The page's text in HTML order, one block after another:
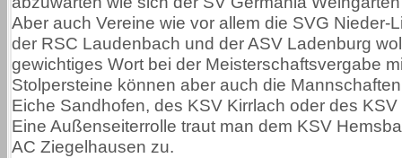
Aber auch Vereine wie vor allem die SVG Nieder-
der RSC Laudenbach und der ASV Ladenburg
gewichtiges Wort bei der Meisterschaftsvergabe
Stolpersteine können aber auch die
Eiche Sandhofen, des KSV Kirrlach oder des
Eine Außenseiterrolle traut man dem KSV
AC Ziegelhausen zu.